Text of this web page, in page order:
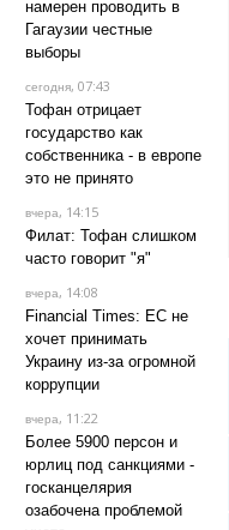
намерен проводить в
Гагаузии честные
выборы
сегодня, 07:43
Тофан отрицает
государство как
собственника - в европе
это не принято
вчера, 14:15
Филат: Тофан слишком
часто говорит "я"
вчера, 14:08
Financial Times: ЕС не
хочет принимать
Украину из-за огромной
коррупции
вчера, 11:22
Более 5900 персон и
юрлиц под санкциями -
госканцелярия
озабочена проблемой